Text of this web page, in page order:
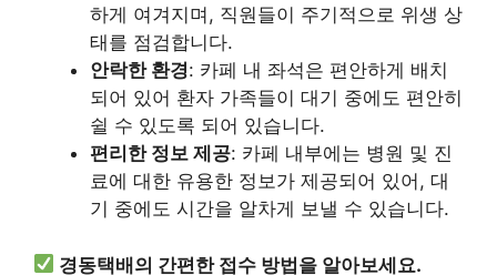
하게 여겨지며, 직원들이 주기적으로 위생 상
태를 점검합니다.
안락한 환경: 카페 내 좌석은 편안하게 배치
되어 있어 환자 가족들이 대기 중에도 편안히
쉴 수 있도록 되어 있습니다.
편리한 정보 제공: 카페 내부에는 병원 및 진
료에 대한 유용한 정보가 제공되어 있어, 대
기 중에도 시간을 알차게 보낼 수 있습니다.
경동택배의 간편한 접수 방법을 알아보세요.